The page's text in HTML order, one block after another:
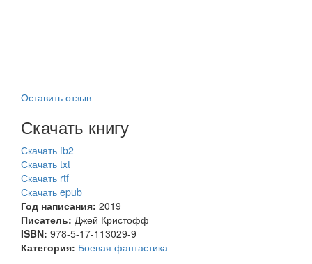
Оставить отзыв
Скачать книгу
Скачать fb2
Скачать txt
Скачать rtf
Скачать epub
Год написания: 2019
Писатель: Джей Кристофф
ISBN: 978-5-17-113029-9
Категория: Боевая фантастика